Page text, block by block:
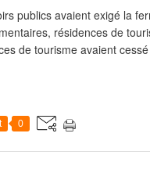
publics avaient exigé la
résidences de
de tourisme avaient
0